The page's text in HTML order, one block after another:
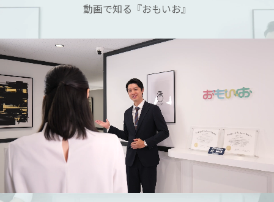
動画で知る『おもいお』